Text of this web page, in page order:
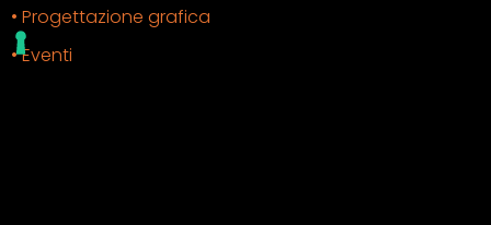
• Progettazione grafica
• Eventi